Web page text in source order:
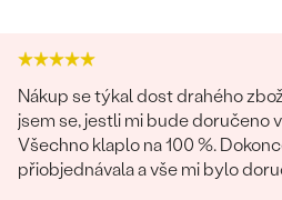
Nákup se týkal dost drahého
jsem se, jestli mi bude doručeno
Všechno klaplo na 100 %.
přiobjednávala a vše mi bylo